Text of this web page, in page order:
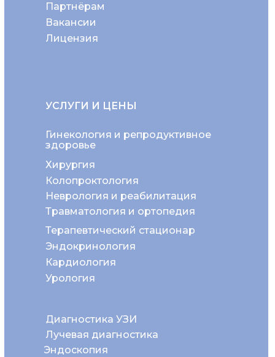
Партнёрам
Вакансии
Лицензия
Неврология и реабилитация
Колопроктология
Хирургия
Гинекология и репродуктивное
здоровье
Диагностика УЗИ
Эндоскопия
Травматология и ортопедия
Эндокринология
Терапевтический стационар
Кардиология
Урология
Лучевая диагностика
УСЛУГИ И ЦЕНЫ